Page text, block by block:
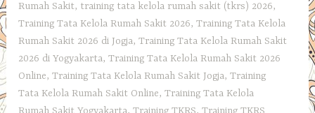
Rumah Sakit, training tata kelola rumah sakit (tkrs) 2026,
Training Tata Kelola Rumah Sakit 2026,Training Tata Kelola
Rumah Sakit 2026 di Jogja,Training Tata Kelola Rumah Sakit
2026 di Yogyakarta,Training Tata Kelola Rumah Sakit 2026
Online,Training Tata Kelola Rumah Sakit Jogja,Training
Tata Kelola Rumah Sakit Online,Training Tata Kelola